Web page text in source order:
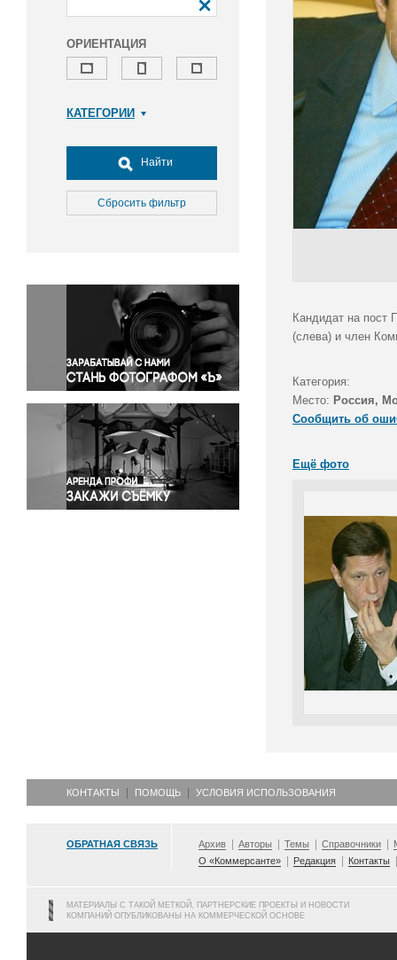
ОРИЕНТАЦИЯ
КАТЕГОРИИ
Досуг, туризм и отдых
Культура
Медицина
Окружающая среда
Политика
Правосудие
Происшествия и конфликты
Религия
Светская жизнь
Спорт
Экология
Экономика и бизнес
Найти
Сбросить фильтр
Кандидат на пост
(слева) и член
Категория:
Место: Россия,
Сообщить об
Ещё фото
КОНТАКТЫ ПОМОЩЬ УСЛОВИЯ ИСПОЛЬЗОВАНИЯ
ОБРАТНАЯ СВЯЗЬ Архив Авторы Темы Справочники
О «Коммерсанте»
Редакция Контакты
МАТЕРИАЛЫ С ТАКОЙ МЕТКОЙ, ПАРТНЕРСКИЕ ПРОЕКТЫ И НОВОСТИ
КОМПАНИЙ ОПУБЛИКОВАНЫ НА КОММЕРЧЕСКОЙ ОСНОВЕ